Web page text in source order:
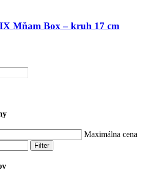
Mňam Box – kruh 17 cm
Maximálna cena
Filter